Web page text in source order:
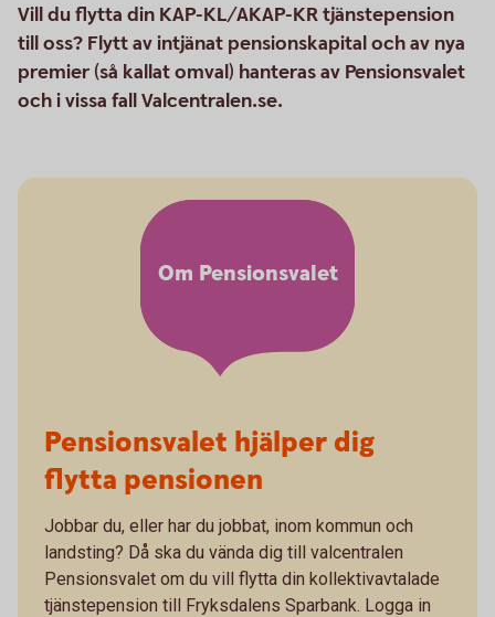
Vill du flytta din KAP-KL/AKAP-KR tjänstepension
till oss? Flytt av intjänat pensionskapital och av nya
premier (så kallat omval) hanteras av Pensionsvalet
och i vissa fall Valcentralen.se.
Om Pensionsvalet
Pensionsvalet hjälper dig
flytta pensionen
Jobbar du, eller har du jobbat, inom kommun och
landsting? Då ska du vända dig till valcentralen
Pensionsvalet om du vill flytta din kollektivavtalade
tjänstepension till Fryksdalens Sparbank. Logga in